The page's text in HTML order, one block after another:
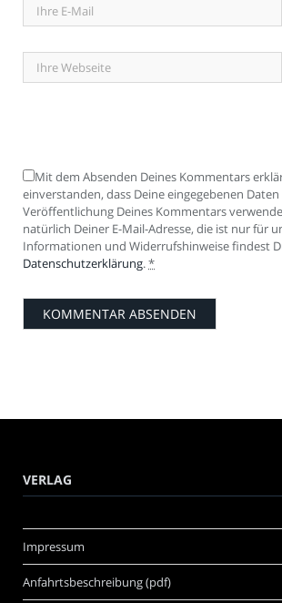
Mit dem Absenden Deines Kommentars
einverstanden, dass Deine eingegebenen
Veröffentlichung Deines Kommentars
natürlich Deiner E-Mail-Adresse, die ist nur für
Informationen und Widerrufshinweise findest
Datenschutzerklärung. *
VERLAG
Impressum
Anfahrtsbeschreibung (pdf)